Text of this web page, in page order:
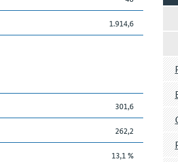
1.914,6
301,6
262,2
13,1 %